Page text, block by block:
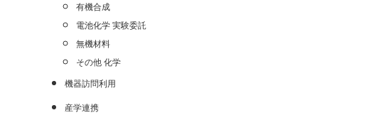
有機合成
電池化学 実験委託
無機材料
その他 化学
機器訪問利用
産学連携